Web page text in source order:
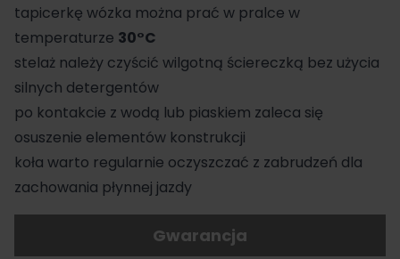
tapicerkę wózka można prać w pralce w
temperaturze 30°C
stelaż należy czyścić wilgotną ściereczką bez użycia
silnych detergentów
po kontakcie z wodą lub piaskiem zaleca się
osuszenie elementów konstrukcji
koła warto regularnie oczyszczać z zabrudzeń dla
zachowania płynnej jazdy
Gwarancja